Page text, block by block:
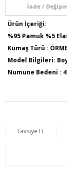
İade /
Ürün İçeriği:
%95 Pamuk %5
Kumaş Türü : ÖRME
Model Bilgileri:
Numune Bedeni :
Tavsiye Et